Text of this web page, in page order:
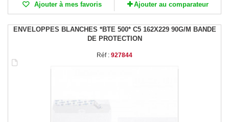
Ajouter à mes favoris Ajouter au comparateur
ENVELOPPES BLANCHES *BTE 500* C5 162X229 90G/M BANDE
DE PROTECTION
Réf : 927844